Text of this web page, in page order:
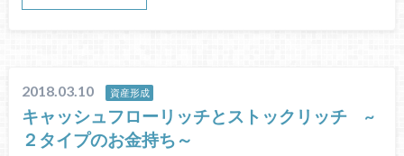
2018.03.10 資産形成
キャッシュフローリッチとストックリッチ ~
２タイプのお金持ち～